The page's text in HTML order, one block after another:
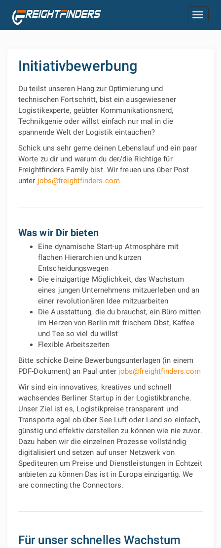
Toggle
navigation
Initiativbewerbung
Du teilst unseren Hang zur Optimierung und
technischen Fortschritt, bist ein ausgewiesener
Logistikexperte, geübter Kommunikationsnerd,
Technikgenie oder willst einfach nur mal in die
spannende Welt der Logistik eintauchen?
Schick uns sehr gerne deinen Lebenslauf und ein paar
Worte zu dir und warum du der/die Richtige für
Freightfinders Family bist. Wir freuen uns über Post
unter jobs@freightfinders.com
Was wir Dir bieten
Eine dynamische Start-up Atmosphäre mit
flachen Hierarchien und kurzen
Entscheidungswegen
Die einzigartige Möglichkeit, das Wachstum
eines jungen Unternehmens mitzuerleben und an
einer revolutionären Idee mitzuarbeiten
Die Ausstattung, die du brauchst, ein Büro mitten
im Herzen von Berlin mit frischem Obst, Kaffee
und Tee so viel du willst
Flexible Arbeitszeiten
Bitte schicke Deine Bewerbungsunterlagen (in einem
PDF-Dokument) an Paul unter jobs@freightfinders.com
Wir sind ein innovatives, kreatives und schnell
wachsendes Berliner Startup in der Logistikbranche.
Unser Ziel ist es, Logistikpreise transparent und
Transporte egal ob über See Luft oder Land so einfach,
günstig und effektiv darstellen zu können wie nie zuvor.
Dazu haben wir die einzelnen Prozesse vollständig
digitalisiert und setzen auf unser Netzwerk von
Spediteuren um Preise und Dienstleistungen in Echtzeit
anbieten zu können Das ist in Europa einzigartig. We
are connecting the Connectors.
Für unser schnelles Wachstum